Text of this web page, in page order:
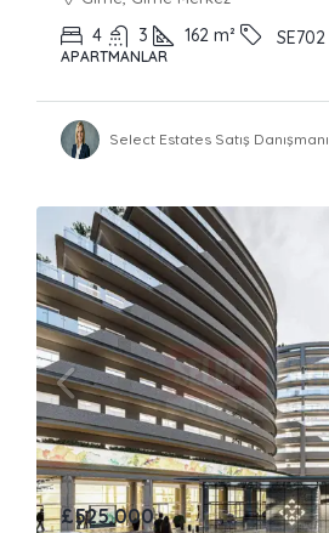
4 3 162 m² SE702
APARTMANLAR
Select Estates Satış Danışmanı
£525,000